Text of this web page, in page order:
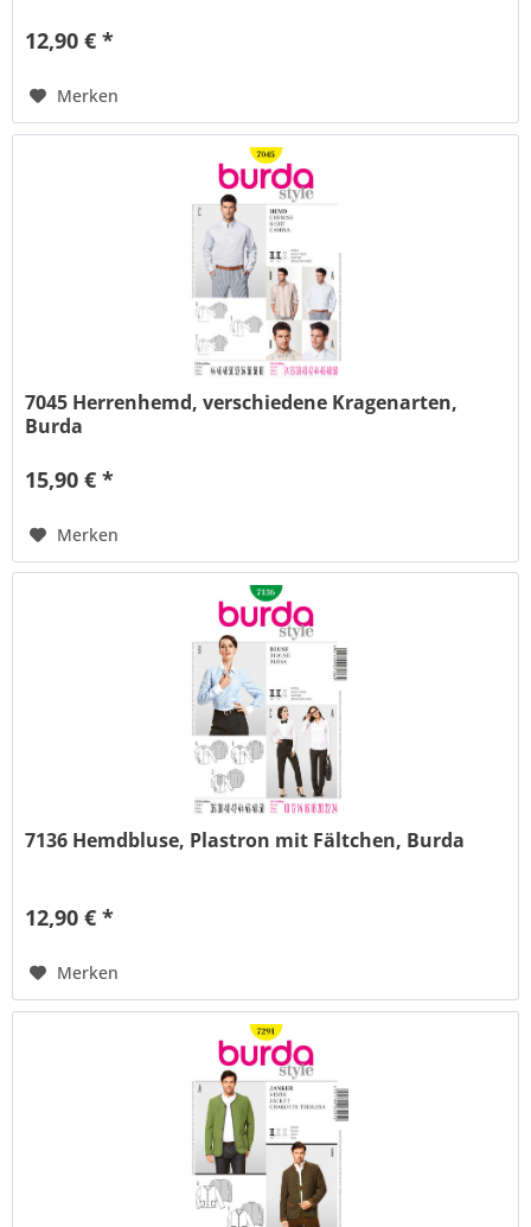
12,90 € *
Merken
7045 Herrenhemd, verschiedene Kragenarten,
Burda
15,90 € *
Merken
7136 Hemdbluse, Plastron mit Fältchen, Burda
12,90 € *
Merken